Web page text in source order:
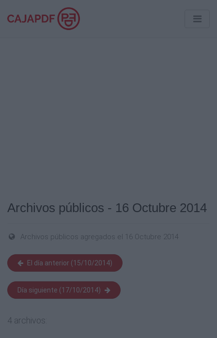
Archivos públicos - 16 Octubre 2014
Archivos públicos agregados el 16 Octubre 2014
El día anterior (15/10/2014)
Día siguiente (17/10/2014)
4 archivos: